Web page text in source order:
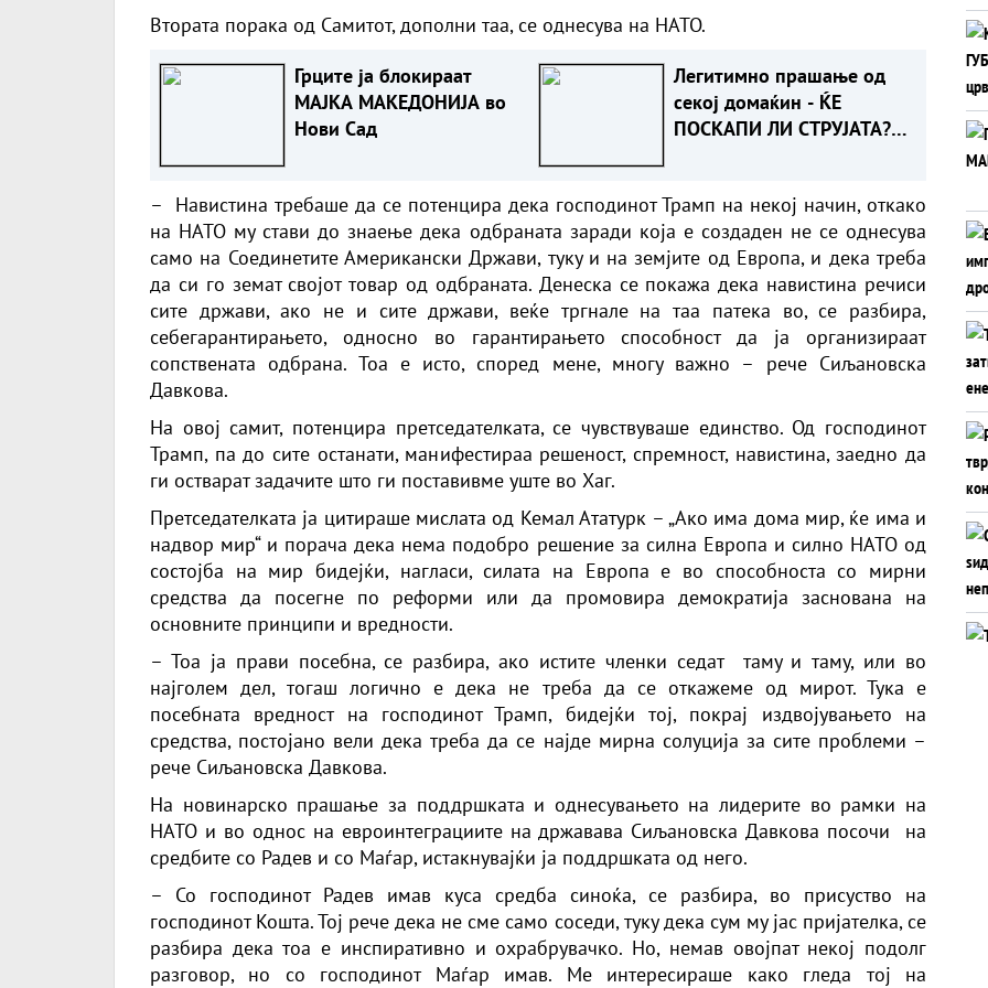
Втората порака од Самитот, дополни таа, се однесува на НАТО.
Грците ја блокираат
МАЈКА МАКЕДОНИЈА во
Нови Сад
Легитимно прашање од
секој домаќин - ЌЕ
ПОСКАПИ ЛИ СТРУЈАТА?
– Навистина требаше да се потенцира дека господинот Трамп на некој начин, откако
на НАТО му стави до знаење дека одбраната заради која е создаден не се однесува
само на Соединетите Американски Држави, туку и на земјите од Европа, и дека треба
да си го земат својот товар од одбраната. Денеска се покажа дека навистина речиси
сите држави, ако не и сите држави, веќе тргнале на таа патека во, се разбира,
себегарантирањето, односно во гарантирањето способност да ја организираат
сопствената одбрана. Тоа е исто, според мене, многу важно – рече Сиљановска
Давкова.
На овој самит, потенцира претседателката, се чувствуваше единство. Од господинот
Трамп, па до сите останати, манифестираа решеност, спремност, навистина, заедно да
ги остварат задачите што ги поставивме уште во Хаг.
Претседателката ја цитираше мислата од Кемал Ататурк – „Ако има дома мир, ќе има и
надвор мир“ и порача дека нема подобро решение за силна Европа и силно НАТО од
состојба на мир бидејќи, нагласи, силата на Европа е во способноста со мирни
средства да посегне по реформи или да промовира демократија заснована на
основните принципи и вредности.
– Тоа ја прави посебна, се разбира, ако истите членки седат таму и таму, или во
најголем дел, тогаш логично е дека не треба да се откажеме од мирот. Тука е
посебната вредност на господинот Трамп, бидејќи тој, покрај издвојувањето на
средства, постојано вели дека треба да се најде мирна солуција за сите проблеми –
рече Сиљановска Давкова.
На новинарско прашање за поддршката и однесувањето на лидерите во рамки на
НАТО и во однос на евроинтеграциите на државава Сиљановска Давкова посочи на
средбите со Радев и со Маѓар, истакнувајќи ја поддршката од него.
– Со господинот Радев имав куса средба синоќа, се разбира, во присуство на
господинот Кошта. Тој рече дека не сме само соседи, туку дека сум му јас пријателка, се
разбира дека тоа е инспиративно и охрабрувачко. Но, немав овојпат некој подолг
разговор, но со господинот Маѓар имав. Ме интересираше како гледа тој на